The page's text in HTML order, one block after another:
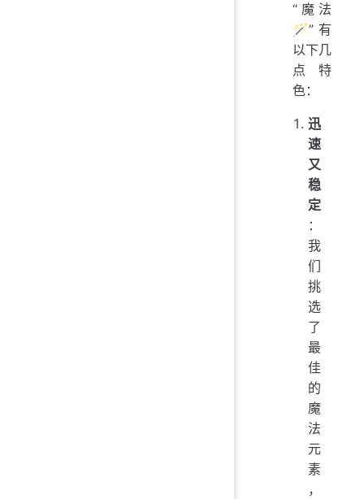
“魔法
🪄”有
以下几
点特
色：
迅
速
又
稳
定
：
我
们
挑
选
了
最
佳
的
魔
法
元
素
，